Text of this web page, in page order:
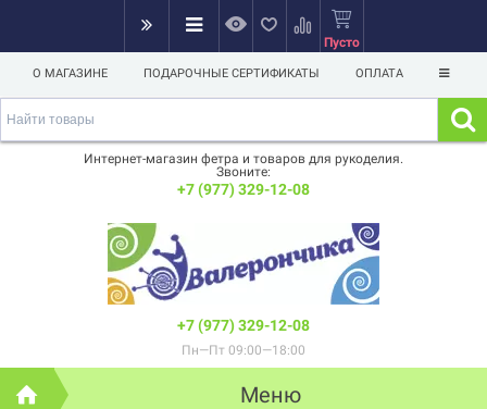
Пусто
О МАГАЗИНЕ ПОДАРОЧНЫЕ СЕРТИФИКАТЫ ОПЛАТА
Интернет-магазин фетра и товаров для рукоделия.
Звоните:
+7 (977) 329-12-08
+7 (977) 329-12-08
Пн—Пт 09:00—18:00
Меню